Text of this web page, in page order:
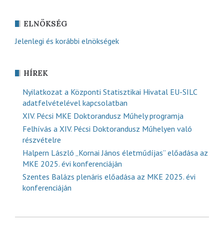
ELNÖKSÉG
Jelenlegi és korábbi elnökségek
HÍREK
Nyilatkozat a Központi Statisztikai Hivatal EU-SILC
adatfelvételével kapcsolatban
XIV. Pécsi MKE Doktorandusz Műhely programja
Felhívás a XIV. Pécsi Doktorandusz Műhelyen való
részvételre
Halpern László „Kornai János életműdíjas” előadása az
MKE 2025. évi konferenciáján
Szentes Balázs plenáris előadása az MKE 2025. évi
konferenciáján